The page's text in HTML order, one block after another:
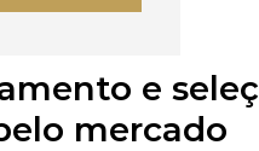
e
mercado